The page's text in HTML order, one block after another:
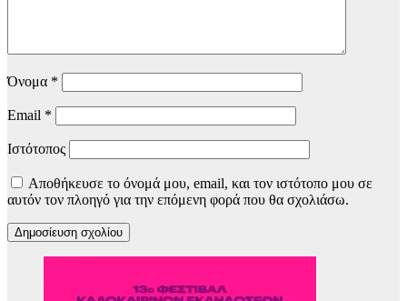
Όνομα *
Email *
Ιστότοπος
Αποθήκευσε το όνομά μου, email, και τον ιστότοπο μου σε
αυτόν τον πλοηγό για την επόμενη φορά που θα σχολιάσω.